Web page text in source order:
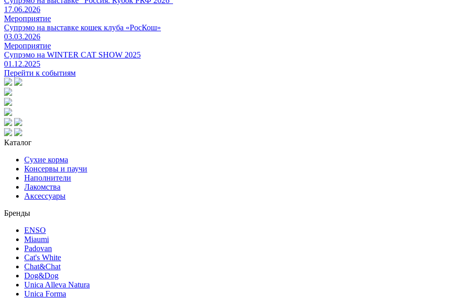
17.06.2026
Мероприятие
Супрэмо на выставке кошек клуба «РосКош»
03.03.2026
Мероприятие
Супрэмо на WINTER CAT SHOW 2025
01.12.2025
Перейти к событиям
Каталог
Сухие корма
Консервы и паучи
Наполнители
Лакомства
Аксессуары
Бренды
ENSO
Miaumi
Padovan
Cat's White
Chat&Chat
Dog&Dog
Unica Alleva Natura
Unica Forma